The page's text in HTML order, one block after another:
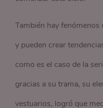
También hay fenómenos
y pueden crear
como es el caso de la
gracias a su trama, su
vestuarios, logró que